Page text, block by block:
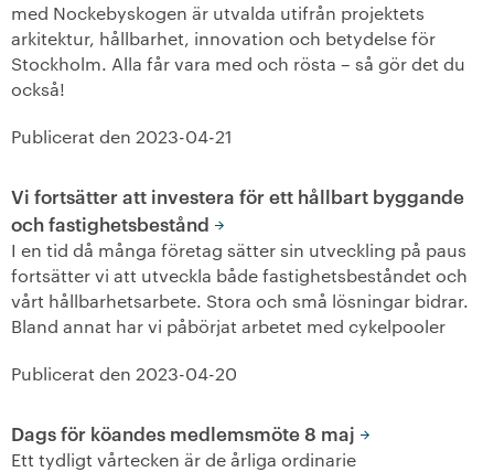
+
Våra bostäder
Vår boendeform
Jobba hos oss
med Nockebyskogen är utvalda utifrån projektets
arkitektur, hållbarhet, innovation och betydelse för
Stockholm. Alla får vara med och rösta – så gör det du
också!
Publicerat den 2023-04-21
Vi fortsätter att investera för ett hållbart byggande
och fastighetsbestånd
I en tid då många företag sätter sin utveckling på paus
fortsätter vi att utveckla både fastighetsbeståndet och
vårt hållbarhetsarbete. Stora och små lösningar bidrar.
Bland annat har vi påbörjat arbetet med cykelpooler
Publicerat den 2023-04-20
Dags för köandes medlemsmöte 8 maj
Ett tydligt vårtecken är de årliga ordinarie